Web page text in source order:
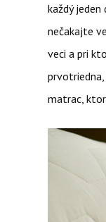
každý jeden
nečakajte
veci a pri
matrac,